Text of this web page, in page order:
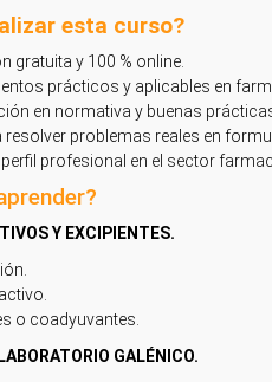
esta curso?
gratuita y 100 % online.
prácticos y aplicables en
en normativa y buenas
resolver problemas reales en
profesional en el sector
Y EXCIPIENTES.
o coadyuvantes.
GALÉNICO.